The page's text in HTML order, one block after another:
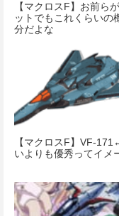
【マクロスF】お前ら
ットでもこれくらいの
分だよな
【マクロスF】VF-
いよりも優秀ってイメ